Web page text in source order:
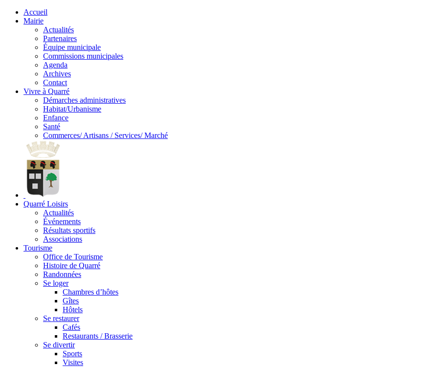
Accueil
Mairie
Actualités
Partenaires
Équipe municipale
Commissions municipales
Agenda
Archives
Contact
Vivre à Quarré
Démarches administratives
Habitat/Urbanisme
Enfance
Santé
Commerces/ Artisans / Services/ Marché
Quarré Loisirs
Actualités
Événements
Résultats sportifs
Associations
Tourisme
Office de Tourisme
Histoire de Quarré
Randonnées
Se loger
Chambres d’hôtes
Gîtes
Hôtels
Se restaurer
Cafés
Restaurants / Brasserie
Se divertir
Sports
Visites